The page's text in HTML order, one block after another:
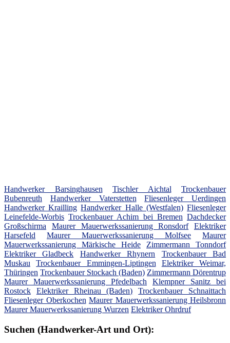
Handwerker Barsinghausen Tischler Aichtal
Trockenbauer
Bubenreuth
Handwerker Vaterstetten
Fliesenleger Uerdingen
Handwerker Krailling Handwerker Halle (Westfalen) Fliesenleger
Leinefelde-Worbis Trockenbauer Achim bei Bremen Dachdecker
Großschirma
Maurer Mauerwerkssanierung Ronsdorf
Elektriker
Harsefeld
Maurer Mauerwerkssanierung Molfsee
Maurer
Mauerwerkssanierung Märkische Heide
Zimmermann Tonndorf
Elektriker Gladbeck
Handwerker Rhynern
Trockenbauer Bad
Muskau
Trockenbauer Emmingen-Liptingen
Elektriker Weimar,
Thüringen Trockenbauer Stockach (Baden) Zimmermann Dörentrup
Maurer Mauerwerkssanierung Pfedelbach
Klempner Sanitz bei
Rostock
Elektriker Rheinau (Baden)
Trockenbauer Schnaittach
Fliesenleger Oberkochen Maurer Mauerwerkssanierung Heilsbronn
Maurer Mauerwerkssanierung Wurzen Elektriker Ohrdruf
Suchen (Handwerker-Art und Ort):